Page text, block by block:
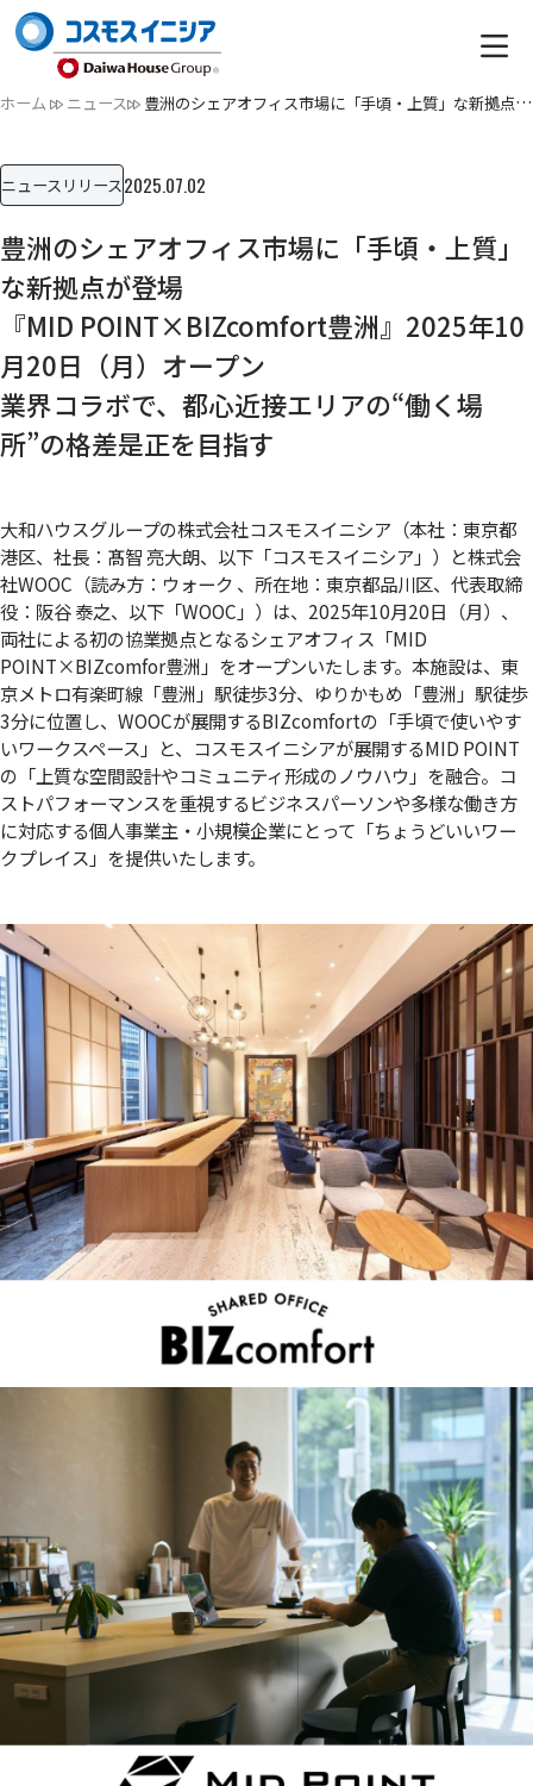
ホーム ニュース 豊洲のシェアオフィス市場に「手頃・上質」な新拠点が登場『MID…
ニュースリリース2025.07.02
豊洲のシェアオフィス市場に「手頃・上質」
な新拠点が登場
『MID POINT×BIZcomfort豊洲』2025年10
月20日（月）オープン
業界コラボで、都心近接エリアの“働く場
所”の格差是正を目指す
大和ハウスグループの株式会社コスモスイニシア（本社：東京都
港区、社長：髙智 亮大朗、以下「コスモスイニシア」）と株式会
社WOOC（読み方：ウォーク 、所在地：東京都品川区、代表取締
役：阪谷 泰之、以下「WOOC」）は、2025年10月20日（月）、
両社による初の協業拠点となるシェアオフィス「MID
POINT×BIZcomfor豊洲」をオープンいたします。本施設は、東
京メトロ有楽町線「豊洲」駅徒歩3分、ゆりかもめ「豊洲」駅徒歩
3分に位置し、WOOCが展開するBIZcomfortの「手頃で使いやす
いワークスペース」と、コスモスイニシアが展開するMID POINT
の「上質な空間設計やコミュニティ形成のノウハウ」を融合。コ
ストパフォーマンスを重視するビジネスパーソンや多様な働き方
に対応する個人事業主・小規模企業にとって「ちょうどいいワー
クプレイス」を提供いたします。